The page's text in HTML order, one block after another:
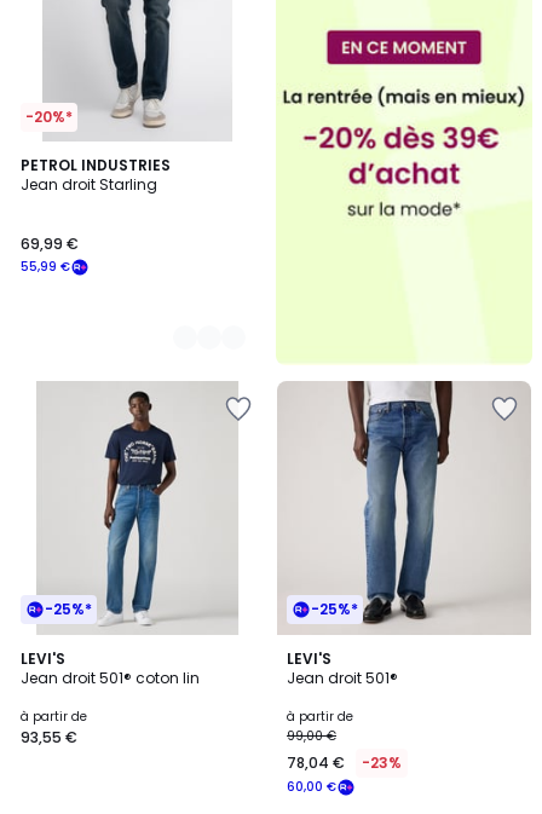
-20%*
PETROL INDUSTRIES
Jean droit Starling
55,99 €
69,99 €
5
Couleurs
-25%*
LEVI'S
Jean droit 501® coton lin
à partir de
93,55 €
4
/
-25%*
LEVI'S
Jean droit 501®
à partir de
60,00 €
99,00 €
78,04 € -23%
4,5
/ 5
17
Couleurs